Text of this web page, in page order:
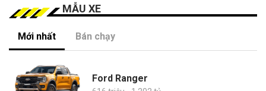
MẪU XE
Mới nhất Bán chạy
Ford Ranger